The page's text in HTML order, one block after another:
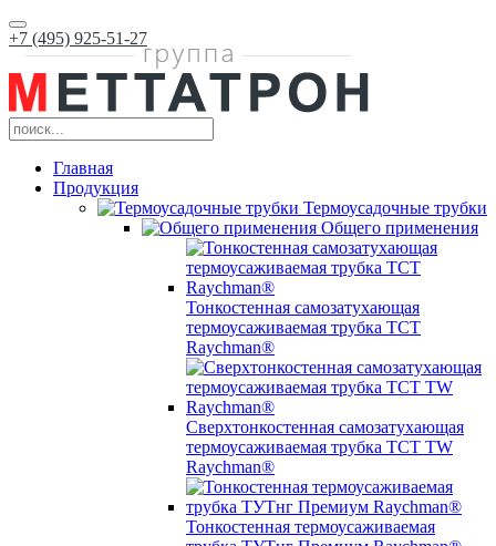
+7 (495) 925-51-27
Главная
Продукция
Термоусадочные трубки
Общего применения
Тонкостенная самозатухающая
термоусаживаемая трубка ТCT
Raychman®
Сверхтонкостенная самозатухающая
термоусаживаемая трубка ТCT TW
Raychman®
Тонкостенная термоусаживаемая